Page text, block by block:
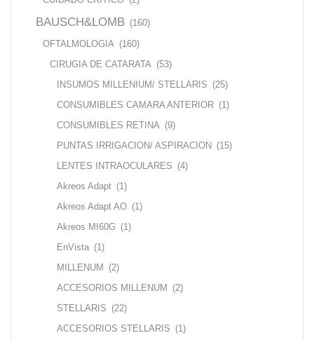
BAUSCH&LOMB (160)
OFTALMOLOGIA (160)
CIRUGIA DE CATARATA (53)
INSUMOS MILLENIUM/ STELLARIS (25)
CONSUMIBLES CAMARA ANTERIOR (1)
CONSUMIBLES RETINA (9)
PUNTAS IRRIGACION/ ASPIRACION (15)
LENTES INTRAOCULARES (4)
Akreos Adapt (1)
Akreos Adapt AO (1)
Akreos MI60G (1)
EnVista (1)
MILLENUM (2)
ACCESORIOS MILLENUM (2)
STELLARIS (22)
ACCESORIOS STELLARIS (1)